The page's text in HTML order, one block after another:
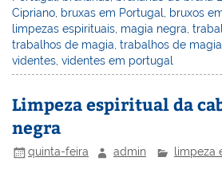
Cipriano bruxas em Portugal bruxos
limpezas espirituais magia negra ,
trabalhos de magia ,trabalhos de
videntes ,videntes em portugal
Limpeza espiritual da
negra
quinta-feira admin limpeza